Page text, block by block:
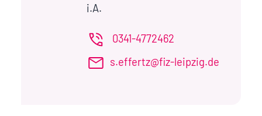
i.A.
0341-4772462
s.effertz@fiz-leipzig.de